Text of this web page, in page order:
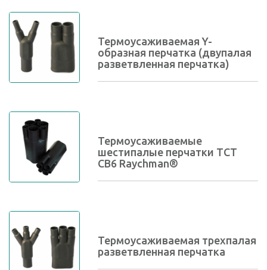
Термоусаживаемая Y-
образная перчатка (двупалая
разветвленная перчатка)
Термоусаживаемые
шестипалые перчатки ТСТ
СВ6 Raychman®
Термоусаживаемая трехпалая
разветвленная перчатка